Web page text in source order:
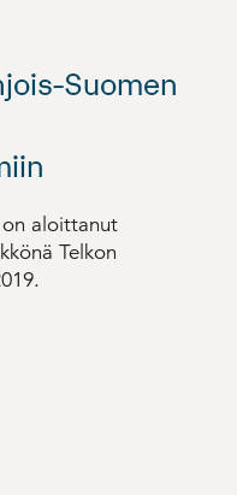
Suomen
aloittanut
Telkon